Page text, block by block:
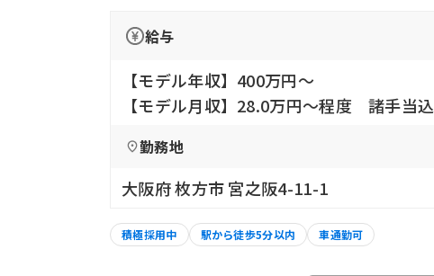
給与
【モデル年収】400万円〜
【モデル月収】28.0万円〜程度 諸手当込
勤務地
大阪府 枚方市 宮之阪4-11-1
積極採用中 駅から徒歩5分以内 車通勤可